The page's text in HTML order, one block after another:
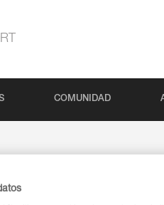
COMUNIDAD